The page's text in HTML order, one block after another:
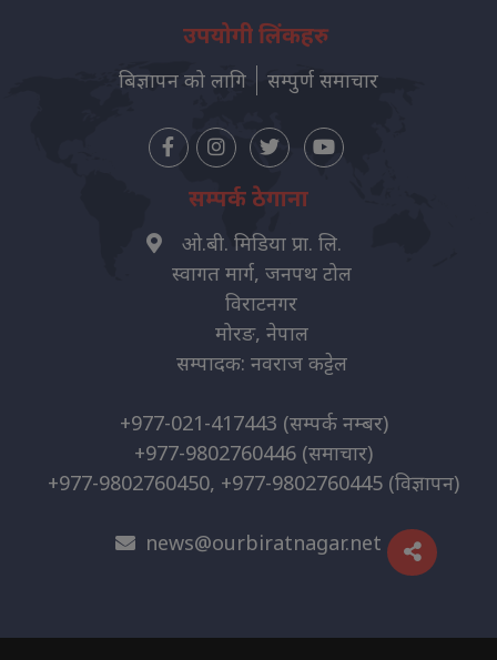
उपयोगी लिंकहरु
बिज्ञापन को लागि सम्पुर्ण समाचार
सम्पर्क ठेगाना
ओ.बी. मिडिया प्रा. लि.
स्वागत मार्ग, जनपथ टोल
विराटनगर
मोरङ, नेपाल
सम्पादक: नवराज कट्टेल
+977-021-417443 (सम्पर्क नम्बर)
+977-9802760446 (समाचार)
+977-9802760450, +977-9802760445 (विज्ञापन)
news@ourbiratnagar.net